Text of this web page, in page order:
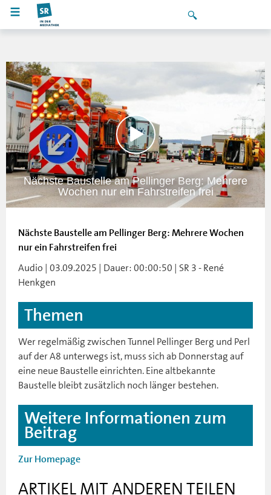
Nächste Baustelle am Pellinger Berg: Mehrere
Wochen nur ein Fahrstreifen frei
Nächste Baustelle am Pellinger Berg: Mehrere Wochen
nur ein Fahrstreifen frei
Audio | 03.09.2025 | Dauer: 00:00:50 | SR 3 - René
Henkgen
Themen
Wer regelmäßig zwischen Tunnel Pellinger Berg und Perl
auf der A8 unterwegs ist, muss sich ab Donnerstag auf
eine neue Baustelle einrichten. Eine altbekannte
Baustelle bleibt zusätzlich noch länger bestehen.
Weitere Informationen zum
Beitrag
Zur Homepage
ARTIKEL MIT ANDEREN TEILEN